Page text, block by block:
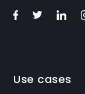
Use cases